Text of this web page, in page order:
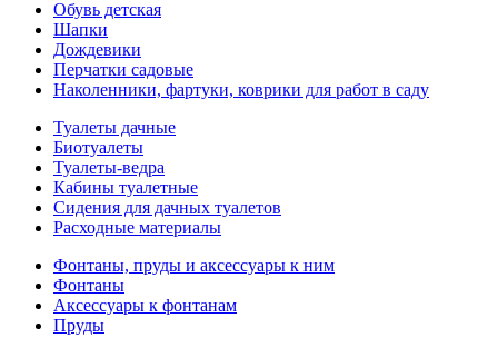
Обувь детская
Шапки
Дождевики
Перчатки садовые
Наколенники, фартуки, коврики для работ в саду
Туалеты дачные
Биотуалеты
Туалеты-ведра
Кабины туалетные
Сидения для дачных туалетов
Расходные материалы
Фонтаны, пруды и аксессуары к ним
Фонтаны
Аксессуары к фонтанам
Пруды